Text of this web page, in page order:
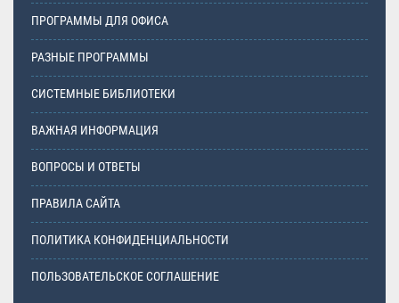
ПРОГРАММЫ ДЛЯ ОФИСА
РАЗНЫЕ ПРОГРАММЫ
СИСТЕМНЫЕ БИБЛИОТЕКИ
ВАЖНАЯ ИНФОРМАЦИЯ
ВОПРОСЫ И ОТВЕТЫ
ПРАВИЛА САЙТА
ПОЛИТИКА КОНФИДЕНЦИАЛЬНОСТИ
ПОЛЬЗОВАТЕЛЬСКОЕ СОГЛАШЕНИЕ